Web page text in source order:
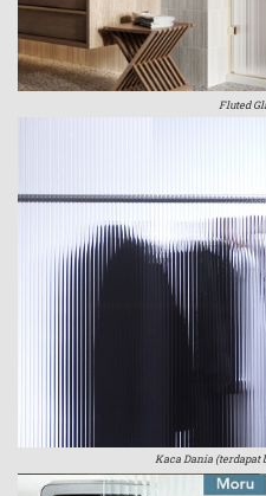
Fluted
Kaca Dania